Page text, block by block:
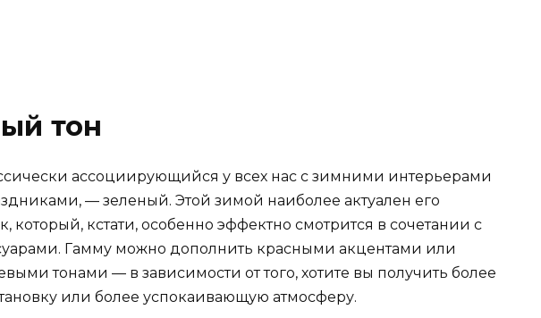
тон
ассоциирующийся у всех нас с зимними интерьерами
— зеленый. Этой зимой наиболее актуален его
который, кстати, особенно эффектно смотрится в сочетании с
Гамму можно дополнить красными акцентами или
тонами — в зависимости от того, хотите вы получить более
или более успокаивающую атмосферу.